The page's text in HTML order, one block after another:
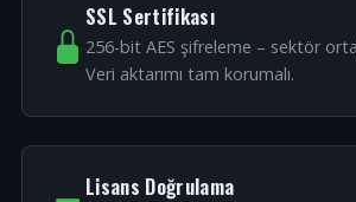
SSL Sertifikası
256-bit AES şifreleme – sektör
Veri aktarımı tam korumalı.
Lisans Doğrulama